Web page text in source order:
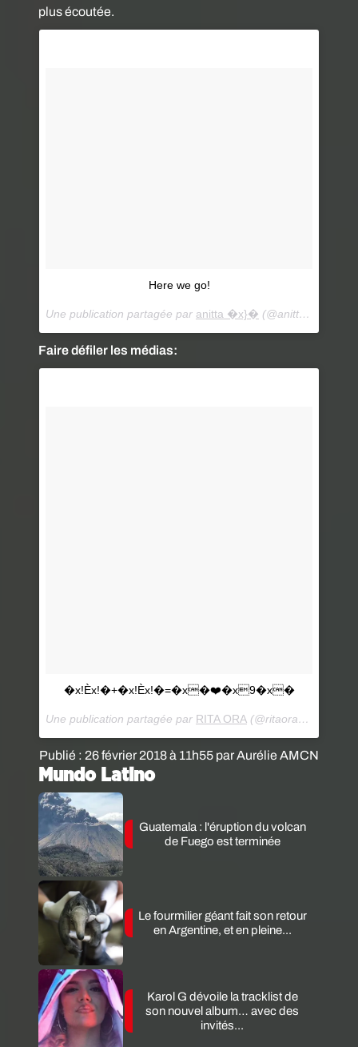
Publié : 26 février 2018 à 11h55 par Aurélie AMCN
plus écoutée.
Here we go!
Une publication partagée par anitta �x}� (@anitta) le
Faire défiler les médias:
�x!Èx!�+�x!Èx!�=�x�‍❤️‍�x9‍�x�
Une publication partagée par RITA ORA (@ritaora) le
Mundo Latino
Guatemala : l'éruption du volcan
de Fuego est terminée
Le fourmilier géant fait son retour
en Argentine, et en pleine...
Karol G dévoile la tracklist de
son nouvel album… avec des
invités...